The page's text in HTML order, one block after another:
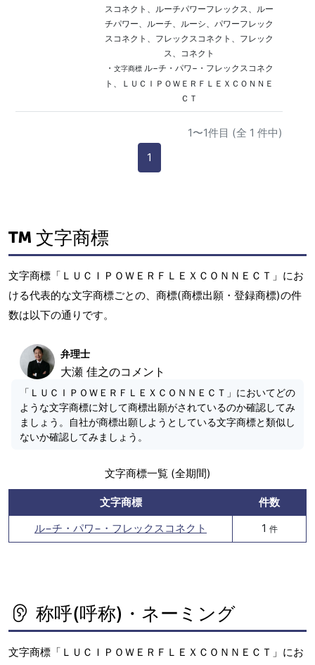
スコネクト、ルーチパワーフレックス、ルー
チパワー、ルーチ、ルーシ、パワーフレック
スコネクト、フレックスコネクト、フレック
ス、コネクト
・ 文字商標ル−チ・パワ−・フレックスコネク
ト、ＬＵＣＩＰＯＷＥＲＦＬＥＸＣＯＮＮＥ
ＣＴ
1〜1件目 (全 1 件中)
1
文字商標
文字商標「ＬＵＣＩＰＯＷＥＲＦＬＥＸＣＯＮＮＥＣＴ」にお
ける代表的な文字商標ごとの、商標(商標出願・登録商標)の件
数は以下の通りです。
弁理士
大瀬 佳之のコメント
「ＬＵＣＩＰＯＷＥＲＦＬＥＸＣＯＮＮＥＣＴ」においてどの
ような文字商標に対して商標出願がされているのか確認してみ
ましょう。自社が商標出願しようとしている文字商標と類似し
ないか確認してみましょう。
文字商標一覧 (全期間)
文字商標
件数
ル−チ・パワ−・フレックスコネクト
1 件
称呼(呼称)・ネーミング
文字商標「ＬＵＣＩＰＯＷＥＲＦＬＥＸＣＯＮＮＥＣＴ」にお